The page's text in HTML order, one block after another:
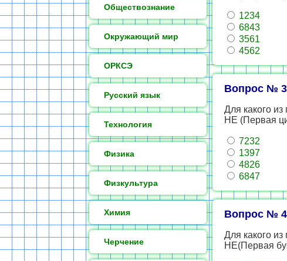
Обществознание
Окружающий мир
ОРКСЭ
Русский язык
Технология
Физика
Физкультура
Химия
Черчение
1234
6843
3561
4562
Вопрос № 3
Для какого
НЕ (Первая
7232
1397
4826
6847
Вопрос № 4
Для какого
НЕ(Первая